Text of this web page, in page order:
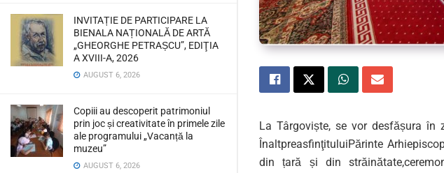
INVITAȚIE DE PARTICIPARE LA
BIENALA NAȚIONALĂ DE ARTĂ
„GHEORGHE PETRAȘCU”, EDIŢIA
A XVIII-A, 2026
AUGUST 6, 2026
Copiii au descoperit patrimoniul
prin joc și creativitate în primele zile
ale programului „Vacanță la
muzeu”
AUGUST 6, 2026
La Târgoviște, se vor desfășura în
Înaltpreasfinţitul uiPărinte
din țară și din străinătate,c